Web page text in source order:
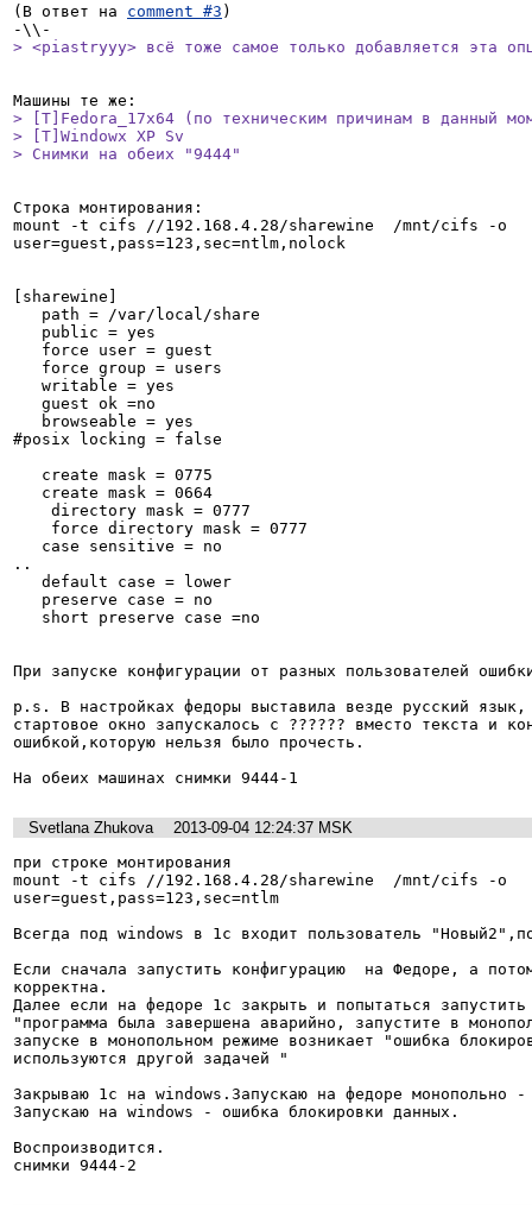
(В ответ на comment #3 )
> <piastryyy> всё тоже самое только добавляется эта
> [T]Fedora_17x64 (по техническим причинам в данный
> [T]Windowx XP Sv
> Снимки на обеих "9444"
Строка монтирования:
mount -t cifs //192.168.4.28/sharewine  /mnt/cifs -o
user=guest,pass=123,sec=ntlm,nolock
[sharewine]
#posix locking = false
..
При запуске конфигурации от разных пользователей
p.s. В настройках федоры выставила везде русский
стартовое окно запускалось с ?????? вместо текста и
ошибкой,которую нельзя было прочесть.
На обеих машинах снимки 9444-1
Svetlana Zhukova
2013-09-04 12:24:37 MSK
при строке монтирования
mount -t cifs //192.168.4.28/sharewine  /mnt/cifs -o
user=guest,pass=123,sec=ntlm
Всегда под windows в 1с входит пользователь
Если сначала запустить конфигурацию  на Федоре, а
корректна.
Далее если на федоре 1с закрыть и попытаться
"программа была завершена аварийно, запустите в
запуске в монопольном режиме возникает "ошибка
используются другой задачей "
Закрываю 1с на windows.Запускаю на федоре монопольно
Запускаю на windows - ошибка блокировки данных.
Воспроизводится.
снимки 9444-2